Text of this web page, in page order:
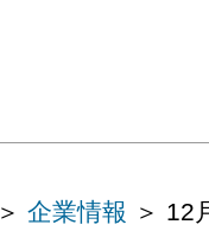
＞ 企業情報 ＞